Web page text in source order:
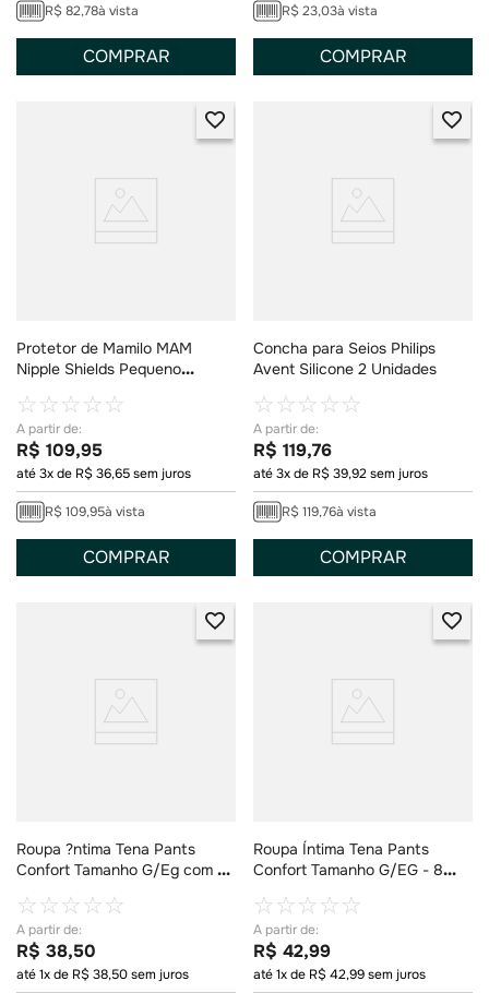
R$ 82,78à vista
COMPRAR
R$ 23,03à vista
COMPRAR
Protetor de Mamilo MAM
Nipple Shields Pequeno
☆☆☆☆☆
R$ 109,95
até3x de R$36,65sem juros
R$ 109,95à vista
COMPRAR
Concha para Seios Philips
Avent Silicone 2 Unidades
☆☆☆☆☆
R$ 119,76
até3x de R$39,92sem juros
R$ 119,76à vista
COMPRAR
Roupa ?ntima Tena Pants
Confort Tamanho G/Eg com 8
☆☆☆☆☆
R$ 38,50
até1x de R$38,50sem juros
Roupa Íntima Tena Pants
Confort Tamanho G/EG - 8
☆☆☆☆☆
R$ 42,99
até1x de R$42,99sem juros